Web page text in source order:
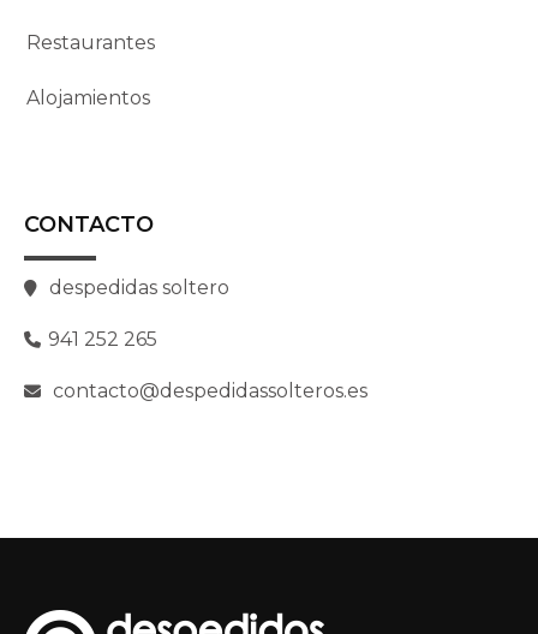
Restaurantes
Alojamientos
CONTACTO
despedidas soltero
941 252 265
contacto@despedidassolteros.es